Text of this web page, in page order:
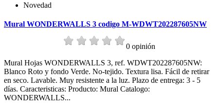
Novedad
Mural WONDERWALLS 3 codigo M-WDWT202287605NW
0 opinión
Mural Hojas WONDERWALLS 3, ref. WDWT202287605NW:
Blanco Roto y fondo Verde. No-tejido. Textura lisa. Fácil de retirar
en seco. Lavable. Muy resistente a la luz. Plazo de entrega: 3 - 5
días. Caracteristicas: Producto: Mural Catalogo:
WONDERWALLS...